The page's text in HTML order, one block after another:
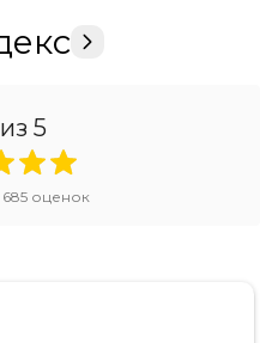
из 5
685оценок